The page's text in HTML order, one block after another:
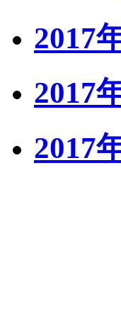
2017
2017
2017